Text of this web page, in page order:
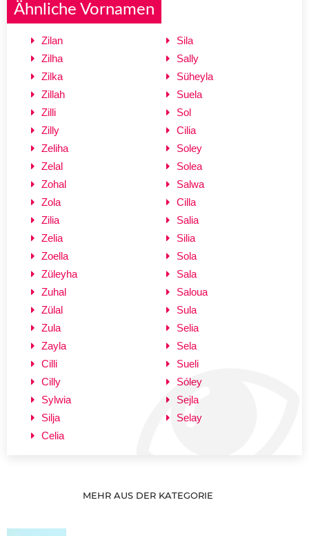
Ähnliche Vornamen
Zilan
Zilha
Zilka
Zillah
Zilli
Zilly
Zeliha
Zelal
Zohal
Zola
Zilia
Zelia
Zoella
Züleyha
Zuhal
Zülal
Zula
Zayla
Cilli
Cilly
Sylwia
Silja
Celia
Sila
Sally
Süheyla
Suela
Sol
Cilia
Soley
Solea
Salwa
Cilla
Salia
Silia
Sola
Sala
Saloua
Sula
Selia
Sela
Sueli
Sóley
Sejla
Selay
MEHR AUS DER KATEGORIE